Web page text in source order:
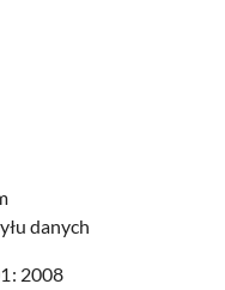
danych
2008